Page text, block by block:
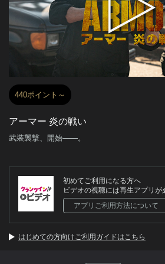
440ポイント～
アーマー 炎の戦い
武装襲撃、開始――。
初めてご利用になる方へ
ビデオの視聴には再生アプリが
アプリご利用方法について
はじめての方向けご利用ガイドはこちら